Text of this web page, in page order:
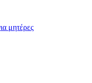
μητέρες